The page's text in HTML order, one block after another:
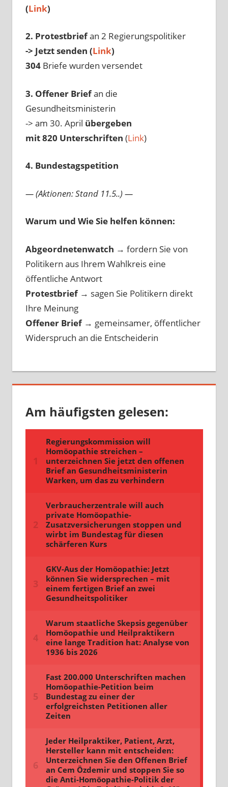
(Link)
2. Protestbriefan 2 Regierungspolitiker
-> Jetzt senden (Link)
304Briefe wurden versendet
3. Offener Briefan die
Gesundheitsministerin
-> am 30. April übergeben
mit 820 Unterschriften (Link)
4. Bundestagspetition
— (Aktionen: Stand 11.5..) —
Warum und Wie Sie helfen können:
Abgeordnetenwatch → fordern Sie von
Politikern aus Ihrem Wahlkreis eine
öffentliche Antwort
Protestbrief → sagen Sie Politikern direkt
Ihre Meinung
Offener Brief → gemeinsamer, öffentlicher
Widerspruch an die Entscheiderin
Am häufigsten gelesen: